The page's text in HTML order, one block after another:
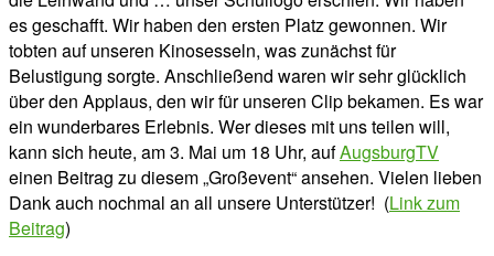
es geschafft. Wir haben den ersten Platz gewonnen. Wir
tobten auf unseren Kinosesseln, was zunächst für
Belustigung sorgte. Anschließend waren wir sehr glücklich
über den Applaus, den wir für unseren Clip bekamen. Es war
ein wunderbares Erlebnis. Wer dieses mit uns teilen will,
kann sich heute, am 3. Mai um 18 Uhr, aufAugsburgTV
einen Beitrag zu diesem „Großevent“ ansehen. Vielen lieben
Dank auch nochmal an all unsere Unterstützer! (Link zum
Beitrag)